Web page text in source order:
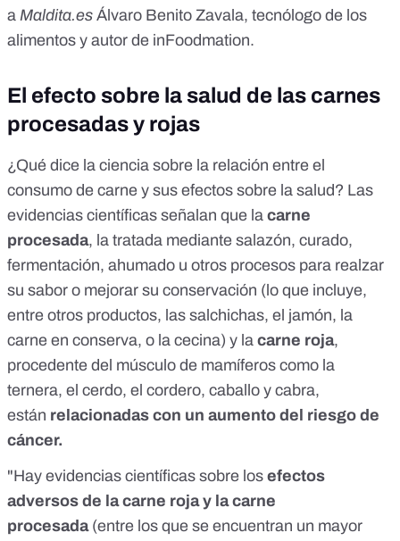
a Maldita.es Álvaro Benito Zavala, tecnólogo de los
alimentos y autor de inFoodmation.
El efecto sobre la salud de las carnes
procesadas y rojas
¿Qué dice la ciencia sobre la relación entre el
consumo de carne y sus efectos sobre la salud? Las
evidencias científicas señalan que la carne
procesada, la tratada mediante salazón, curado,
fermentación, ahumado u otros procesos para realzar
su sabor o mejorar su conservación (lo que incluye,
entre otros productos, las salchichas, el jamón, la
carne en conserva, o la cecina) y la carne roja,
procedente del músculo de mamíferos como la
ternera, el cerdo, el cordero, caballo y cabra,
están relacionadas con un aumento del riesgo de
cáncer.
"Hay evidencias científicas sobre los efectos
adversos de la carne roja y la carne
procesada(entre los que se encuentran un mayor